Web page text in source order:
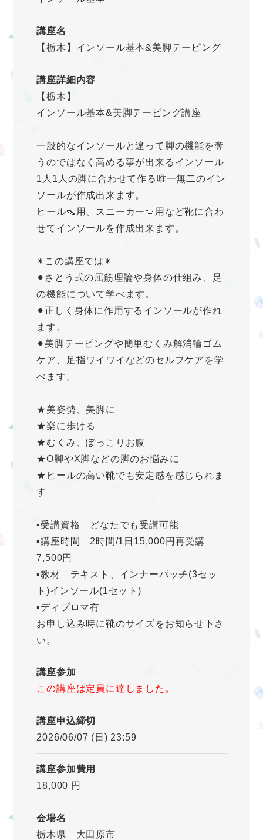
講座名
【栃木】インソール基本&美脚テーピング
講座詳細内容
【栃木】
インソール基本&美脚テーピング講座
一般的なインソールと違って脚の機能を奪
うのではなく高める事が出来るインソール
1人1人の脚に合わせて作る唯一無二のイン
ソールが作成出来ます。
ヒール👠用、スニーカー👟用など靴に合わ
せてインソールを作成出来ます。
✴︎この講座では✴︎
⚫︎さとう式の屈筋理論や身体の仕組み、足
の機能について学べます。
⚫︎正しく身体に作用するインソールが作れ
ます。
⚫︎美脚テーピングや簡単むくみ解消輪ゴム
ケア、足指ワイワイなどのセルフケアを学
べます。
★美姿勢、美脚に
★楽に歩ける
★むくみ、ぽっこりお腹
★O脚やX脚などの脚のお悩みに
★ヒールの高い靴でも安定感を感じられま
す
▪️受講資格 どなたでも受講可能
▪️講座時間 2時間/1日15,000円再受講
7,500円
▪️教材 テキスト、インナーパッチ(3セッ
ト)インソール(1セット)
▪️ディプロマ有
お申し込み時に靴のサイズをお知らせ下さ
い。
講座参加
この講座は定員に達しました。
講座申込締切
2026/06/07 (日) 23:59
講座参加費用
18,000 円
会場名
栃木県 大田原市